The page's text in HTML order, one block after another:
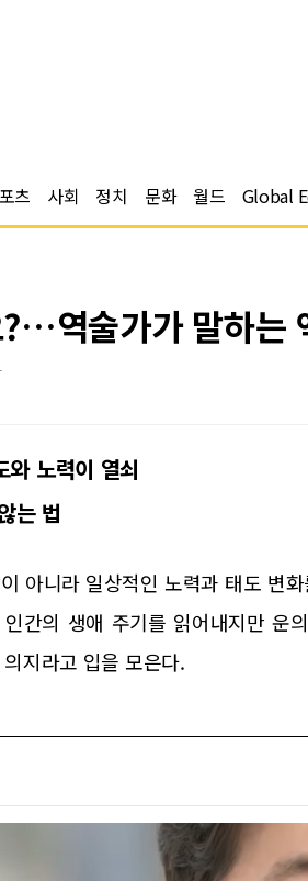
츠 사회 정치 문화 월드 Global
역술가가 말하는
노력이 열쇠
는 법
아니라 일상적인 노력과 태도 변
간의 생애 주기를 읽어내지만 운
지라고 입을 모은다.